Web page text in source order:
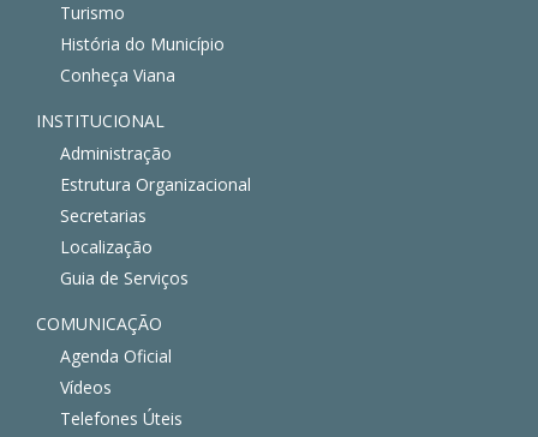
Turismo
História do Município
Conheça Viana
INSTITUCIONAL
Administração
Estrutura Organizacional
Secretarias
Localização
Guia de Serviços
COMUNICAÇÃO
Agenda Oficial
Vídeos
Telefones Úteis